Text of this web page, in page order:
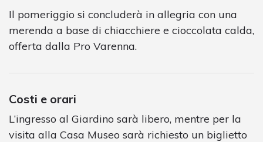
Il pomeriggio si concluderà in allegria con una
merenda a base di chiacchiere e cioccolata calda,
offerta dalla Pro Varenna.
Costi e orari
L’ingresso al Giardino sarà libero, mentre per la
visita alla Casa Museo sarà richiesto un biglietto